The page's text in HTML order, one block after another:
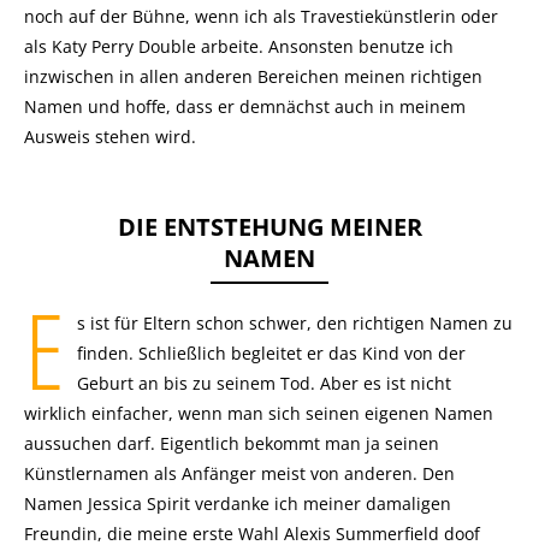
noch auf der Bühne, wenn ich als Travestiekünstlerin oder
als Katy Perry Double arbeite. Ansonsten benutze ich
inzwischen in allen anderen Bereichen meinen richtigen
Namen und hoffe, dass er demnächst auch in meinem
Ausweis stehen wird.
DIE ENTSTEHUNG MEINER
NAMEN
E
s ist für Eltern schon schwer, den richtigen Namen zu
finden. Schließlich begleitet er das Kind von der
Geburt an bis zu seinem Tod. Aber es ist nicht
wirklich einfacher, wenn man sich seinen eigenen Namen
aussuchen darf. Eigentlich bekommt man ja seinen
Künstlernamen als Anfänger meist von anderen. Den
Namen Jessica Spirit verdanke ich meiner damaligen
Freundin, die meine erste Wahl Alexis Summerfield doof